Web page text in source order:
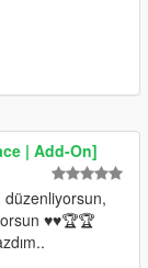
| Add-On]
♥️♥️🏆🏆